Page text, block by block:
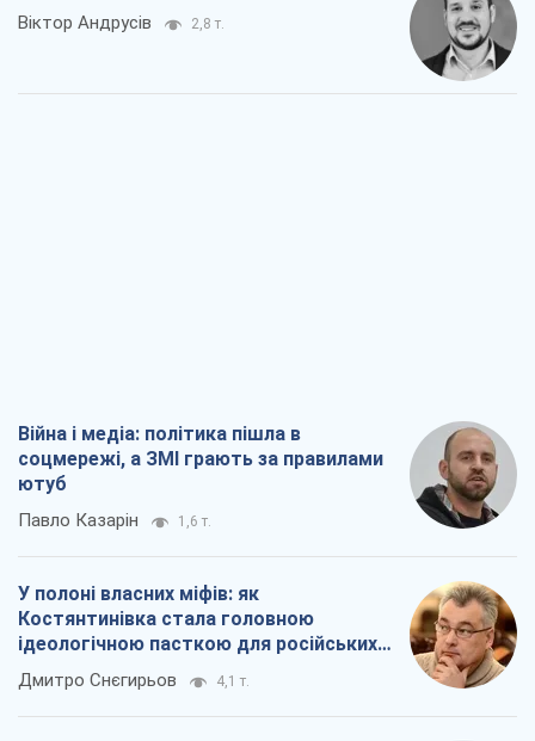
Віктор Андрусів 2,8 т.
Війна і медіа: політика пішла в
соцмережі, а ЗМІ грають за правилами
ютуб
Павло Казарін 1,6 т.
У полоні власних міфів: як
Костянтинівка стала головною
ідеологічною пасткою для російських
окупантів
Дмитро Снєгирьов 4,1 т.